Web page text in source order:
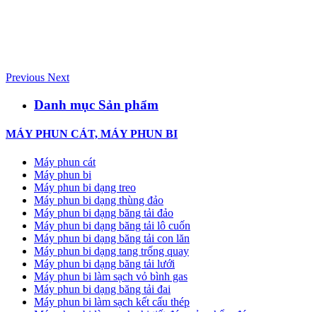
Previous Next
Danh mục Sản phẩm
MÁY PHUN CÁT, MÁY PHUN BI
Máy phun cát
Máy phun bi
Máy phun bi dạng treo
Máy phun bi dạng thùng đảo
Máy phun bi dạng băng tải đảo
Máy phun bi dạng băng tải lô cuốn
Máy phun bi dạng băng tải con lăn
Máy phun bi dạng tang trống quay
Máy phun bi dạng băng tải lưới
Máy phun bi làm sạch vỏ bình gas
Máy phun bi dạng băng tải đai
Máy phun bi làm sạch kết cấu thép